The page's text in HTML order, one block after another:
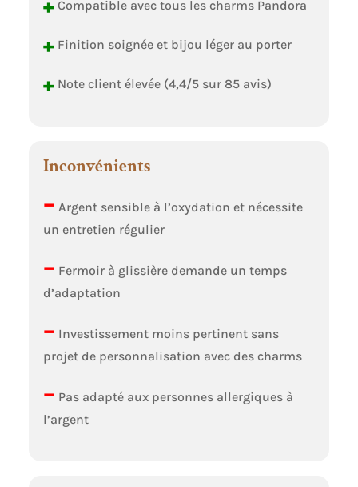
+Compatible avec tous les charms Pandora
+Finition soignée et bijou léger au porter
+Note client élevée (4,4/5 sur 85 avis)
Inconvénients
– Argent sensible à l’oxydation et nécessite
un entretien régulier
– Fermoir à glissière demande un temps
d’adaptation
– Investissement moins pertinent sans
projet de personnalisation avec des charms
– Pas adapté aux personnes allergiques à
l’argent